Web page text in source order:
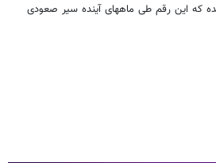
که این رقم طی ماههای آینده سیر صعودی